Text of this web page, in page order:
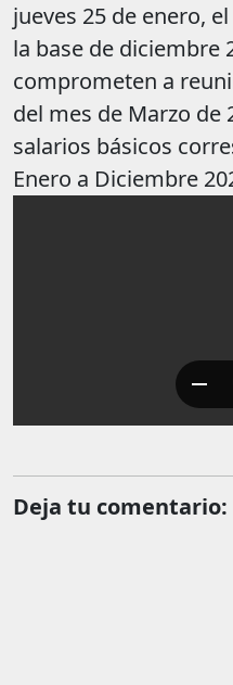
jueves 25 de enero,
la base de diciembre
comprometen a
del mes de Marzo de
salarios básicos
Enero a Diciembre
Deja tu comentario: